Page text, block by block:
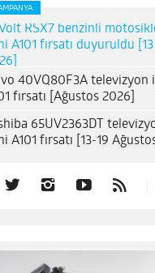
RSX7 benzinli
A101 fırsatı duyuruldu
40VQ80F3A televizyon
fırsatı [Ağustos 2026]
65UV2363DT
A101 fırsatı [13-19